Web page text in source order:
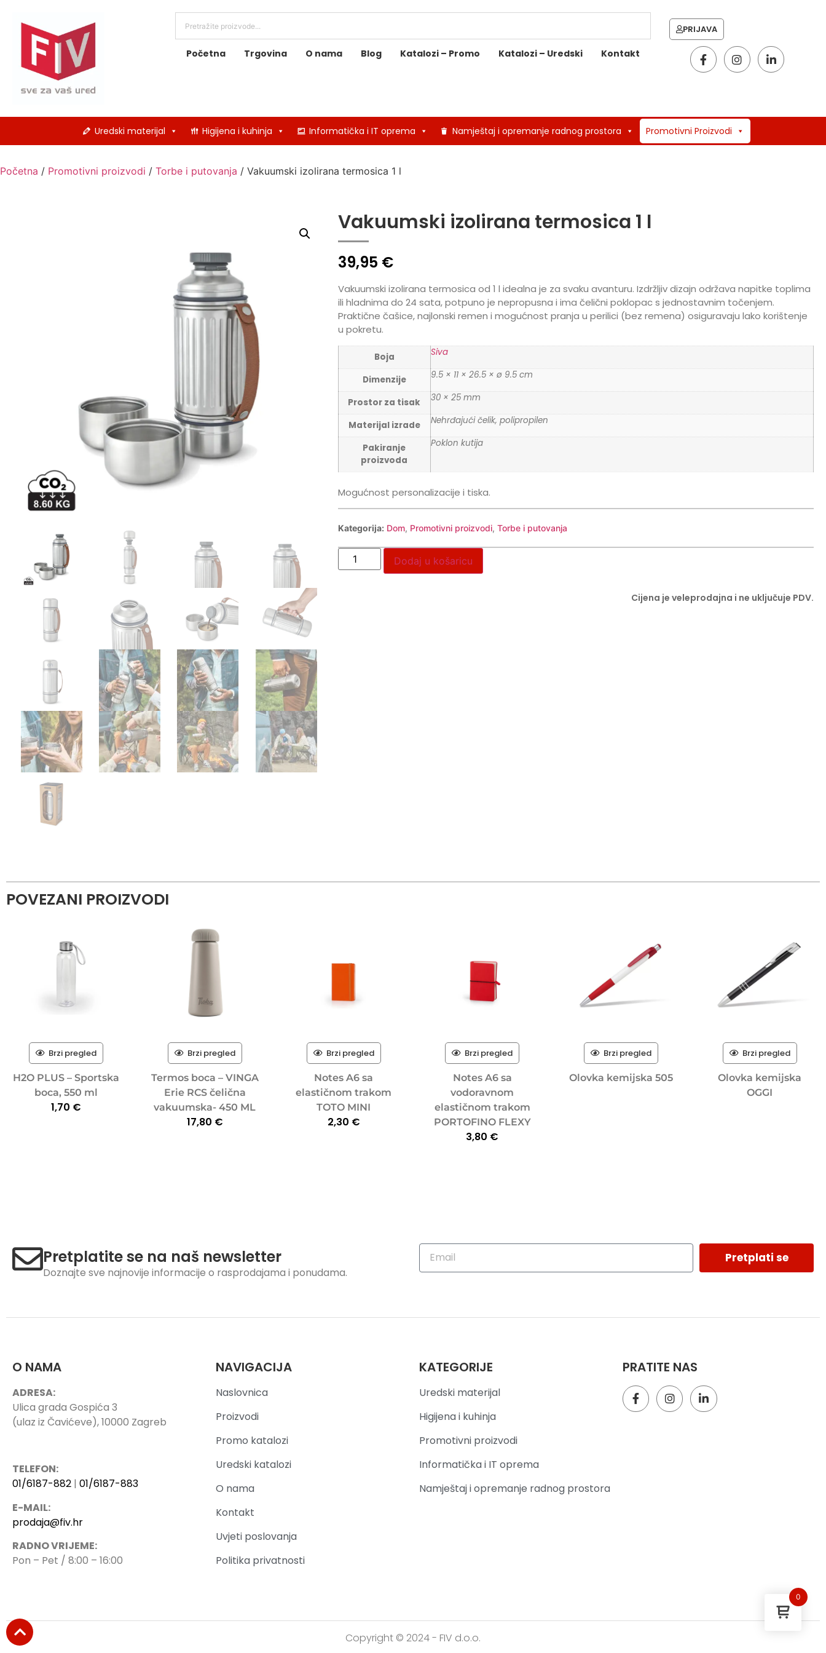
Početna Trgovina O nama Blog Katalozi – Promo Katalozi – Uredski Kontakt
PRIJAVA
Uredski materijal Higijena i kuhinja Informatička i IT oprema Namještaj i opremanje radnog prostora Promotivni Proizvodi
Početna / Promotivni proizvodi / Torbe i putovanja / Vakuumski izolirana termosica 1 l
Vakuumski izolirana termosica 1 l
39,95 €
Vakuumski izolirana termosica od 1 l idealna je za svaku avanturu. Izdržljiv dizajn održava napitke toplima
ili hladnima do 24 sata, potpuno je nepropusna i ima čelični poklopac s jednostavnim točenjem.
Praktične čašice, najlonski remen i mogućnost pranja u perilici (bez remena) osiguravaju lako korištenje
u pokretu.
Boja Siva
Dimenzije 9.5 × 11 × 26.5 × ø 9.5 cm
Prostor za tisak 30 × 25 mm
Materijal izrade Nehrđajući čelik, polipropilen
Pakiranje
proizvoda
Poklon kutija
Mogućnost personalizacije i tiska.
Kategorija: Dom, Promotivni proizvodi, Torbe i putovanja
Dodaj u košaricu
Cijena je veleprodajna i ne uključuje PDV.
POVEZANI PROIZVODI
Brzi pregled
H2O PLUS – Sportska
boca, 550 ml
1,70 €
Brzi pregled
Termos boca – VINGA
Erie RCS čelična
vakuumska- 450 ML
17,80 €
Brzi pregled
Notes A6 sa
elastičnom trakom
TOTO MINI
2,30 €
Brzi pregled
Notes A6 sa
vodoravnom
elastičnom trakom
PORTOFINO FLEXY
3,80 €
Brzi pregled
Olovka kemijska 505
Brzi pregled
Olovka kemijska
OGGI
Pretplatite se na naš newsletter
Doznajte sve najnovije informacije o rasprodajama i ponudama.
Pretplati se
O NAMA
ADRESA:
Ulica grada Gospića 3
(ulaz iz Čavićeve), 10000 Zagreb
TELEFON:
01/6187-882 | 01/6187-883
E-MAIL:
prodaja@fiv.hr
RADNO VRIJEME:
Pon – Pet / 8:00 – 16:00
NAVIGACIJA
Naslovnica
Proizvodi
Promo katalozi
Uredski katalozi
O nama
Kontakt
Uvjeti poslovanja
Politika privatnosti
KATEGORIJE
Uredski materijal
Higijena i kuhinja
Promotivni proizvodi
Informatička i IT oprema
Namještaj i opremanje radnog prostora
PRATITE NAS
Copyright © 2024 - FIV d.o.o.
0